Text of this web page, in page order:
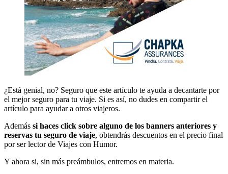
¿Está genial, no? Seguro que este artículo te ayuda a decantarte por
el mejor seguro para tu viaje. Si es así, no dudes en compartir el
artículo para ayudar a otros viajeros.
Además si haces click sobre alguno de los banners anteriores y
reservas tu seguro de viaje, obtendrás descuentos en el precio final
por ser lector de Viajes con Humor.
Y ahora si, sin más preámbulos, entremos en materia.